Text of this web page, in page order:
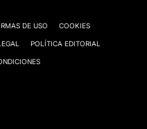
DE USO COOKIES
POLÍTICA EDITORIAL